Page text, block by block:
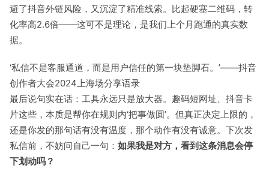
避了抖音外链风险，又沉淀了精准线索。比起硬塞二维码，转
化率高2.6倍——这可不是理论，是我们上个月跑通的真实数
据。
‘私信不是客服通道，而是用户信任的第一块垫脚石。’——抖音
创作者大会2024上海场分享语录
最后说句实在话：工具永远只是放大器。趣码短网址、抖音卡
片这些，本质是帮你在规则内‘把事做圆’。但真正决定上限的，
还是你发的那句话有没有温度，那个动作有没有诚意。下次发
私信前，不妨问自己一句： 如果我是对方，看到这条消息会停
下划动吗？